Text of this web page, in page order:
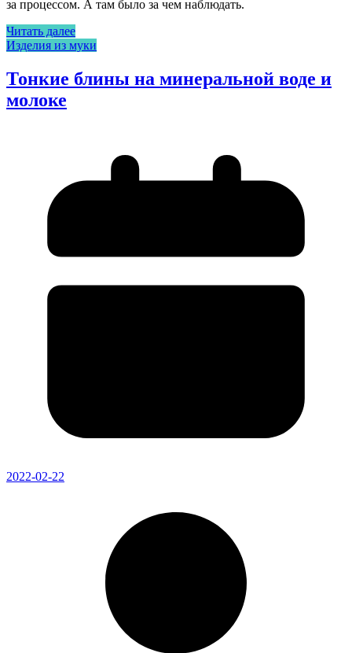
за процессом. А там было за чем наблюдать.
Читать далее
Изделия из муки
Тонкие блины на минеральной воде и
молоке
2022-02-22